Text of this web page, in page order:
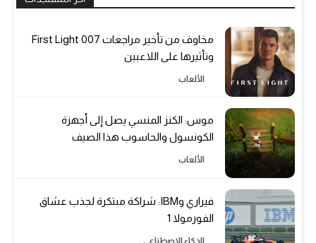
مخاوف من تأخير مراجعات 007 First Light
وتأثيرها على اللاعبين
الألعاب
موس: الكنز المنسي يصل إلى أجهزة
الكونسول والحاسوب هذا الصيف
الألعاب
فيراري وIBM: شراكة مبتكرة لجذب عشاق
الفورمولا 1
الذكاء الاصطناعي